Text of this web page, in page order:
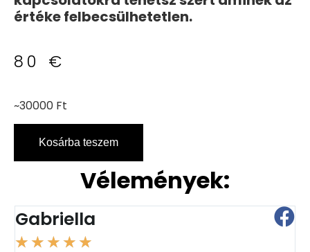
értéke felbecsülhetetlen.
80 €
~30000 Ft
Kosárba teszem
Vélemények:
Gabriella
★ ★ ★ ★ ★